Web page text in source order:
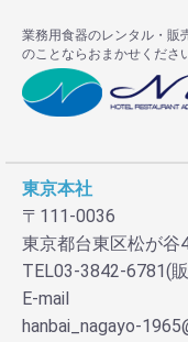
業務用食器のレンタル・販
のことならおまかせくださ
東京本社
〒111-0036
東京都台東区松が谷
TEL03-3842-6781(
E-mail
hanbai_nagayo-